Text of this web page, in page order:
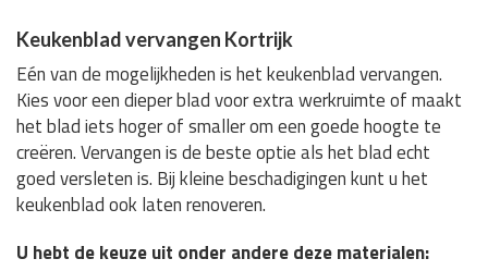
Keukenblad vervangen Kortrijk
Eén van de mogelijkheden is het keukenblad vervangen.
Kies voor een dieper blad voor extra werkruimte of maakt
het blad iets hoger of smaller om een goede hoogte te
creëren. Vervangen is de beste optie als het blad echt
goed versleten is. Bij kleine beschadigingen kunt u het
keukenblad ook laten renoveren.
U hebt de keuze uit onder andere deze materialen: